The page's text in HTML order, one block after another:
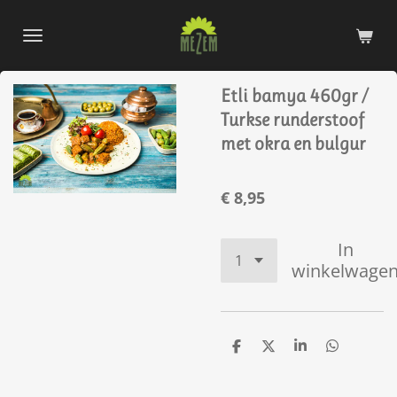
direct
de
hoofdinhoud
Etli bamya 460gr /
Turkse runderstoof
met okra en bulgur
€ 8,95
In
D
D
S
D